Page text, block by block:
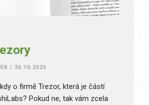
/ 26.10.2023
o firmě Trezor, která je částí
Pokud ne, tak vám zcela